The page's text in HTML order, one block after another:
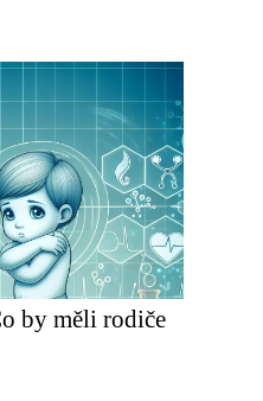
by měli rodiče